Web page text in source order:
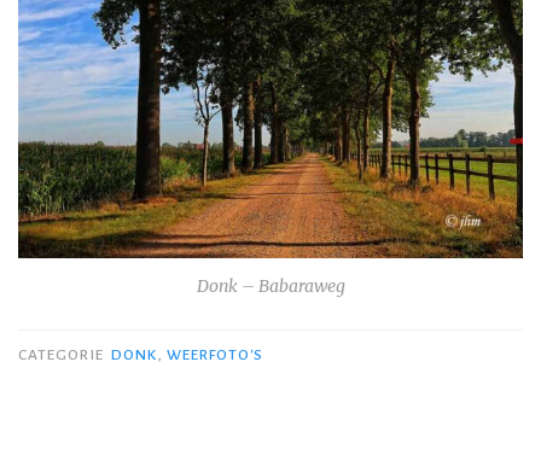
Donk – Babaraweg
CATEGORIE DONK, WEERFOTO'S